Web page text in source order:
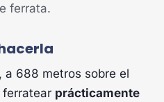
ferrata.
a 688 metros sobre el
ferratear prácticamente